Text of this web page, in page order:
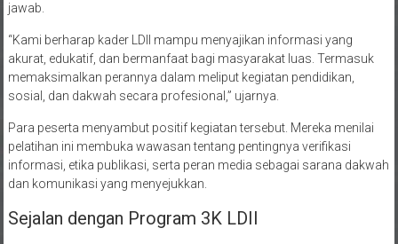
jawab.
“Kami berharap kader LDII mampu menyajikan informasi yang
akurat, edukatif, dan bermanfaat bagi masyarakat luas. Termasuk
memaksimalkan perannya dalam meliput kegiatan pendidikan,
sosial, dan dakwah secara profesional,” ujarnya.
Para peserta menyambut positif kegiatan tersebut. Mereka menilai
pelatihan ini membuka wawasan tentang pentingnya verifikasi
informasi, etika publikasi, serta peran media sebagai sarana dakwah
dan komunikasi yang menyejukkan.
Sejalan dengan Program 3K LDII